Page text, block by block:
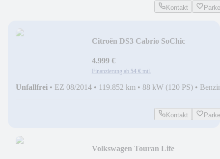
Kontakt
Citroën DS3 Cabrio SoChic
4.999 €
Finanzierung ab 54 € mtl.
Unfallfrei • EZ 08/2014 • 119.852 km • 88 kW (120 PS) •
Kontakt
Volkswagen Touran Life